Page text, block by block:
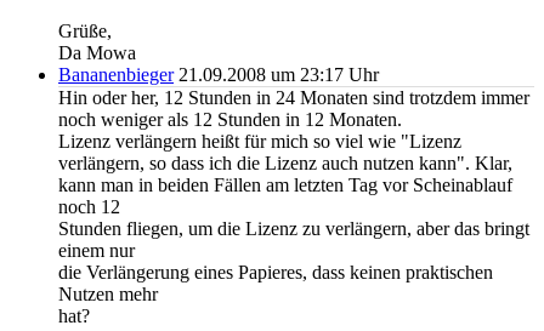
Grüße,
Da Mowa
Bananenbieger 21.09.2008 um 23:17 Uhr
Hin oder her, 12 Stunden in 24 Monaten sind trotzdem immer
noch weniger als 12 Stunden in 12 Monaten.
Lizenz verlängern heißt für mich so viel wie "Lizenz
verlängern, so dass ich die Lizenz auch nutzen kann". Klar,
kann man in beiden Fällen am letzten Tag vor Scheinablauf
noch 12
Stunden fliegen, um die Lizenz zu verlängern, aber das bringt
einem nur
die Verlängerung eines Papieres, dass keinen praktischen
Nutzen mehr
hat?